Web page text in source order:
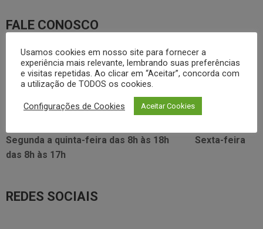
FALE CONOSCO
3338.2628
foodservice@dayhome.com.br
Atendimento Whatsapp
VISITE NOSSO SHOWRROM:
Rua Araújo Figueiredo, 96
Segunda a quinta-feira das 8h às 18h
Sexta-feira
das 8h às 17h
REDES SOCIAIS
Usamos cookies em nosso site para fornecer a
experiência mais relevante, lembrando suas preferências
e visitas repetidas. Ao clicar em “Aceitar”, concorda com
a utilização de TODOS os cookies.
Configurações de Cookies Aceitar Cookies